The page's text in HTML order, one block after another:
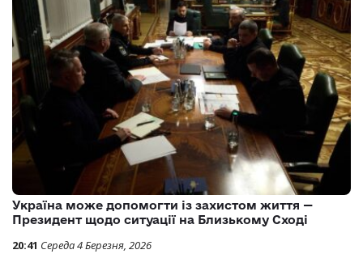
Україна може допомогти із захистом життя —
Президент щодо ситуації на Близькому Сході
20:41 Середа 4 Березня, 2026